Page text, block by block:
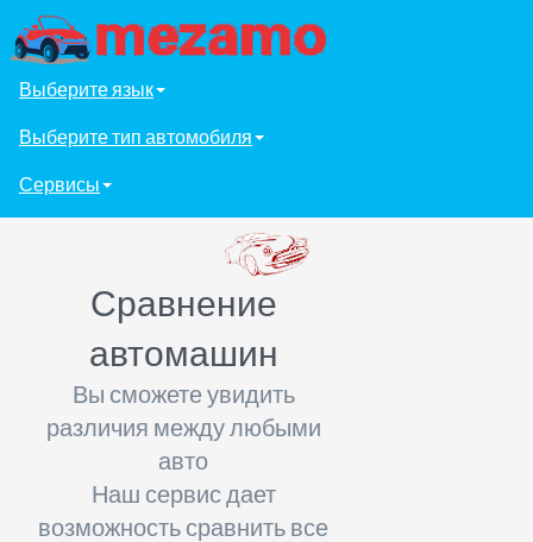
Выберите язык
Выберите тип автомобиля
Сервисы
Сравнение
автомашин
Вы сможете увидить
различия между любыми
авто
Наш сервис дает
возможность сравнить все